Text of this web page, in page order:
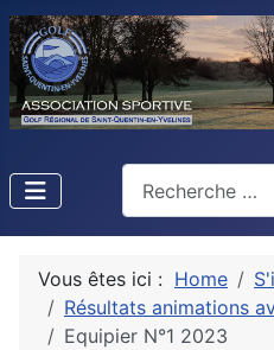
Vous êtes ici : Home
Résultats animations
Equipier N°1 2023